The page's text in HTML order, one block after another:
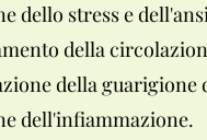
dello stress e
della
della
dell'infiammazione.